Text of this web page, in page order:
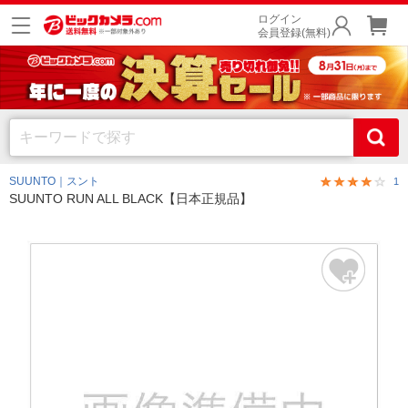
ログイン
会員登録(無料)
SUUNTO｜スント 1
SUUNTO RUN ALL BLACK【日本正規品】